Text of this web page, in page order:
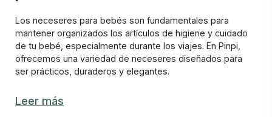
Los neceseres para bebés son fundamentales para
mantener organizados los artículos de higiene y cuidado
de tu bebé, especialmente durante los viajes. En Pinpi,
ofrecemos una variedad de neceseres diseñados para
ser prácticos, duraderos y elegantes.
Los mejores neceseres para bebés están en
Pinpi
Leer más